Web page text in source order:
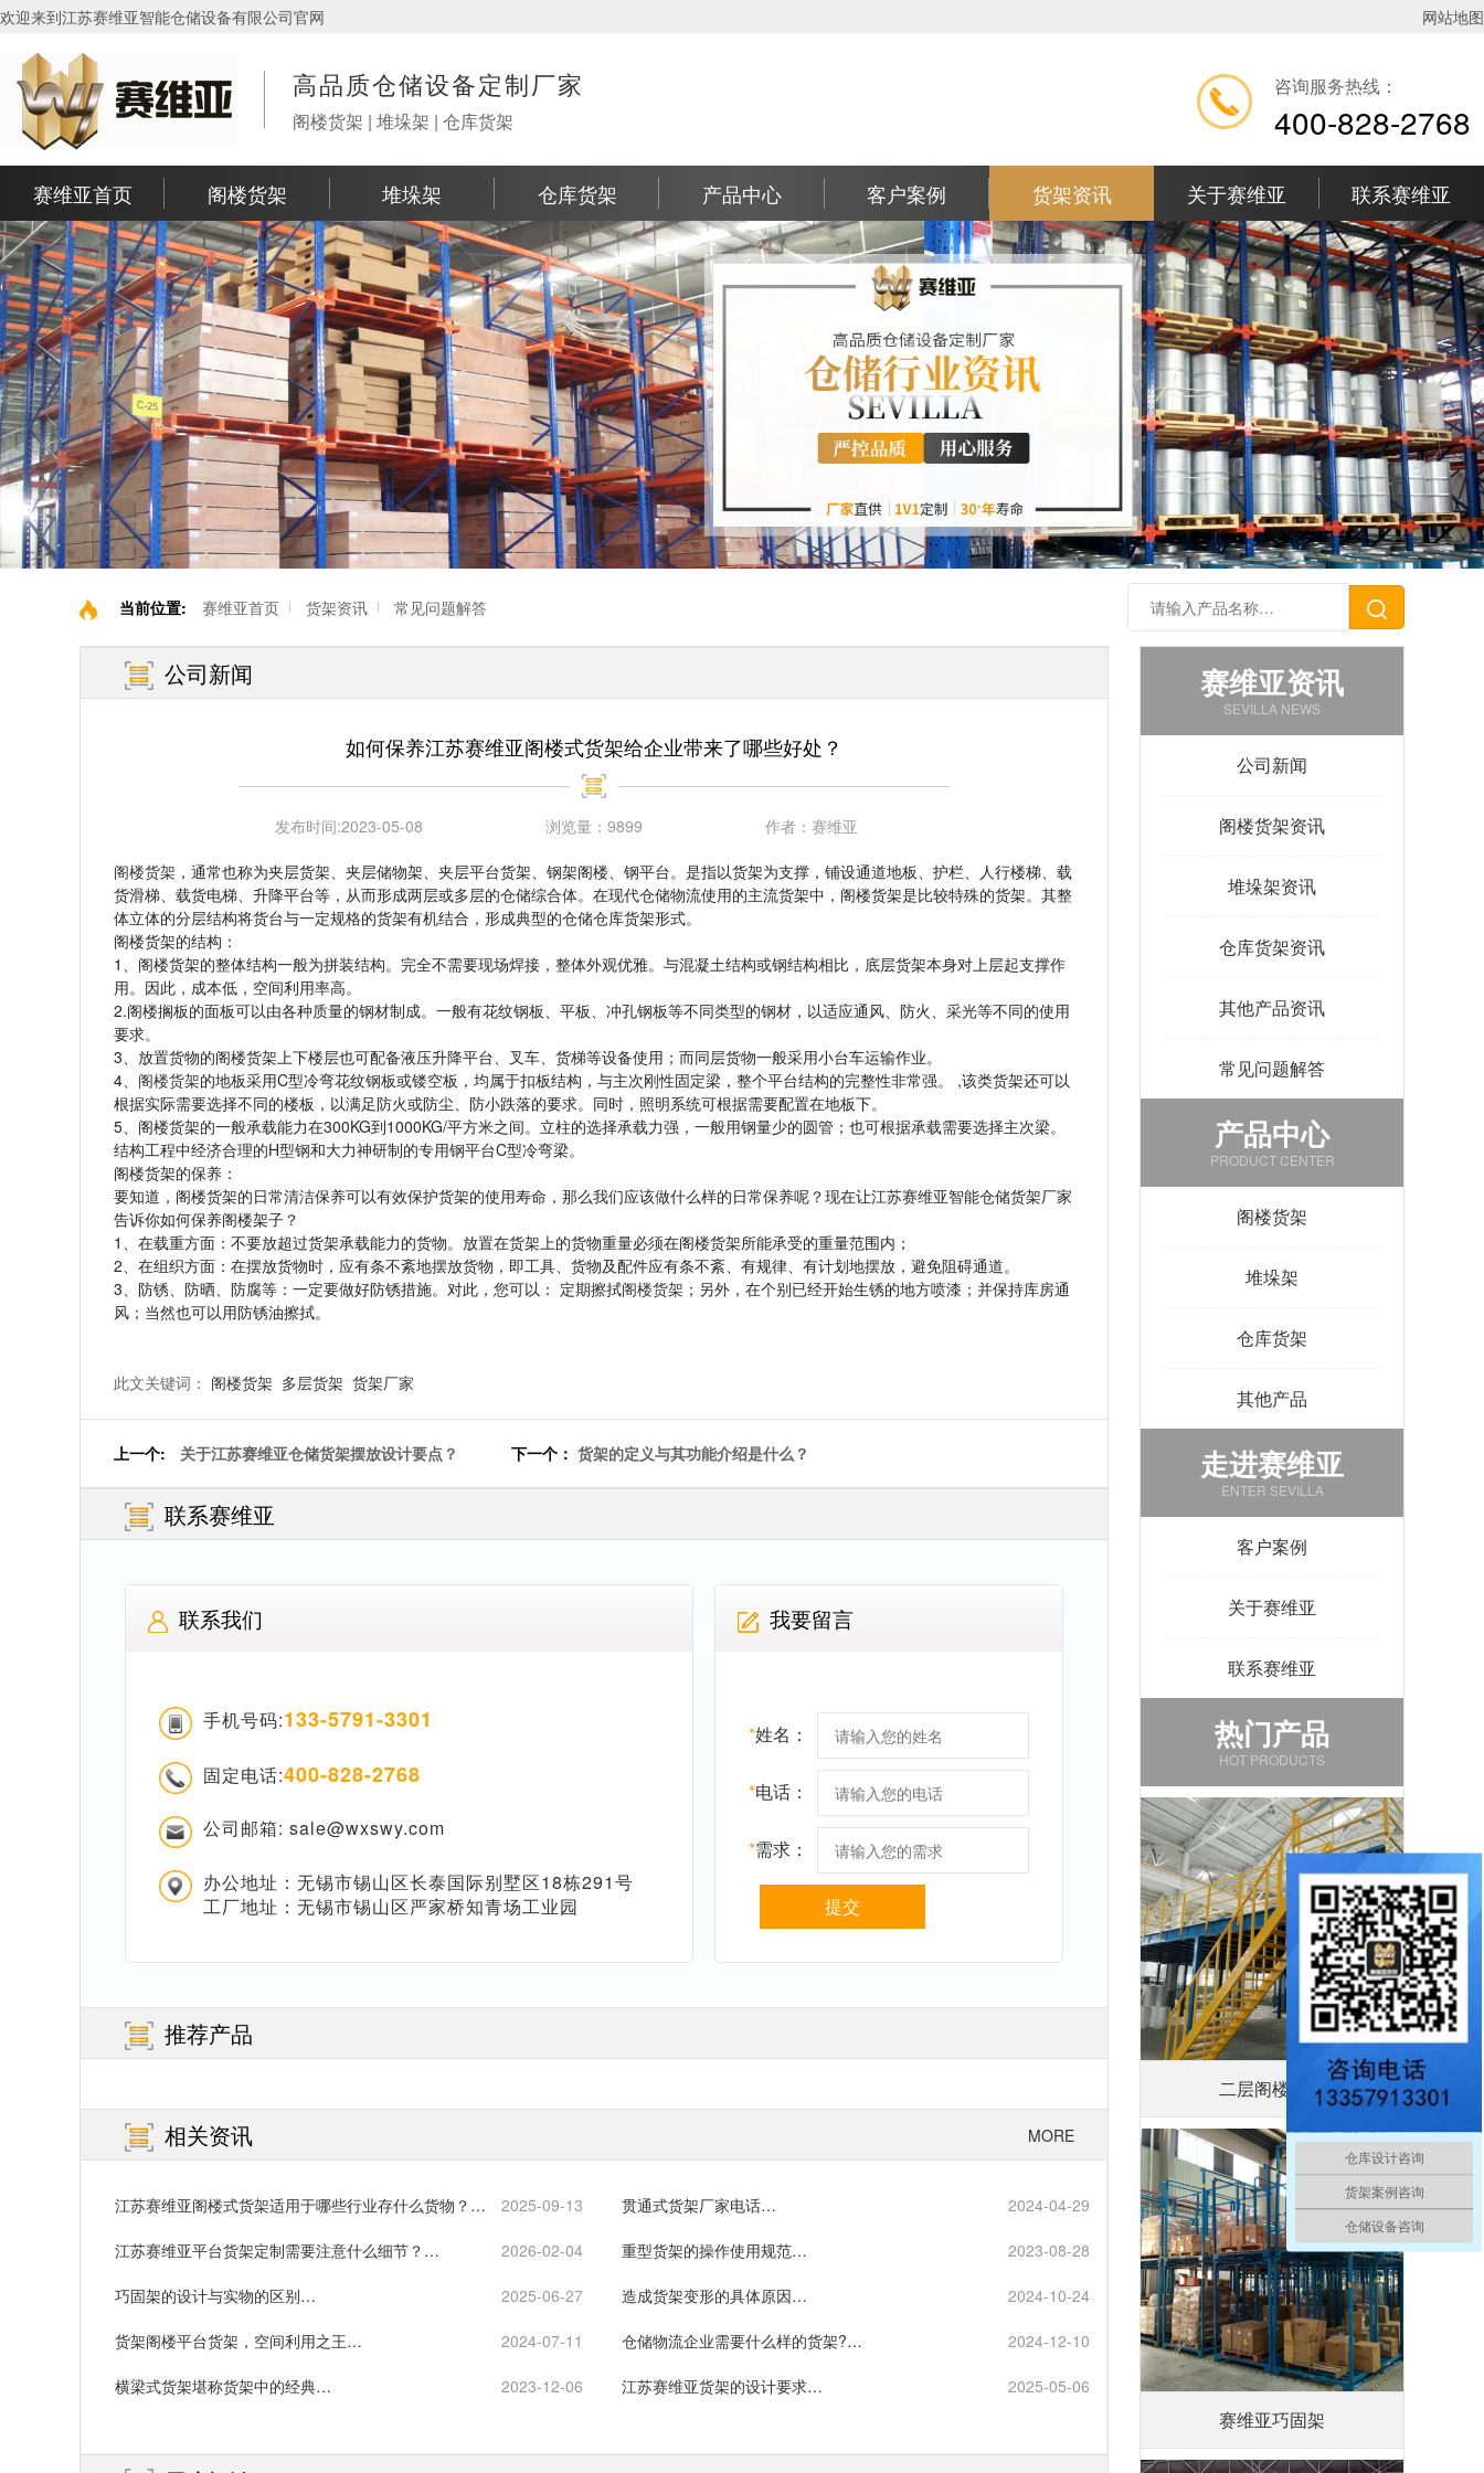
欢迎来到江苏赛维亚智能仓储设备有限公司官网 网站地图
高品质仓储设备定制厂家
阁楼货架 | 堆垛架 | 仓库货架
咨询服务热线：
400-828-2768
赛维亚首页 阁楼货架 堆垛架 仓库货架 产品中心 客户案例 货架资讯 关于赛维亚 联系赛维亚
当前位置: 赛维亚首页 货架资讯 常见问题解答
公司新闻
如何保养江苏赛维亚阁楼式货架给企业带来了哪些好处？
发布时间:2023-05-08 浏览量： 9899 作者： 赛维亚
阁楼货架 ，通常也称为夹层货架、夹层储物架、夹层平台货架、钢架阁楼、钢平台。是指以货架为支撑，铺设通道地板、护栏、人行楼梯、载
货滑梯、载货电梯、升降平台等，从而形成两层或多层的仓储综合体。在现代仓储物流使用的主流货架中，阁楼货架是比较特殊的货架。其整
体立体的分层结构将货台与一定规格的货架有机结合，形成典型的仓储仓库货架形式。
阁楼货架的结构：
1、阁楼货架的整体结构一般为拼装结构。完全不需要现场焊接，整体外观优雅。与混凝土结构或钢结构相比，底层货架本身对上层起支撑作
用。因此，成本低，空间利用率高。
2.阁楼搁板的面板可以由各种质量的钢材制成。一般有花纹钢板、平板、冲孔钢板等不同类型的钢材，以适应通风、防火、采光等不同的使用
要求。
3、放置货物的阁楼货架上下楼层也可配备液压升降平台、叉车、货梯等设备使用；而同层货物一般采用小台车运输作业。
4、 阁楼货架的地板采用C型冷弯花纹钢板或镂空板，均属于扣板结构，与主次刚性固定梁，整个平台结构的完整性非常强。 ,该类货架还可以
根据实际需要选择不同的楼板，以满足防火或防尘、防小跌落的要求。同时，照明系统可根据需要配置在地板下。
5、阁楼货架的一般承载能力在300KG到1000KG/平方米之间。立柱的选择承载力强，一般用钢量少的圆管；也可根据承载需要选择主次梁。
结构工程中经济合理的H型钢和大力神研制的专用钢平台C型冷弯梁。
阁楼货架的保养：
要知道，阁楼货架的日常清洁保养可以有效保护货架的使用寿命，那么我们应该做什么样的日常保养呢？现在让江苏赛维亚智能仓储货架厂家
告诉你如何保养阁楼架子？
1、在载重方面：不要放超过货架承载能力的货物。放置在货架上的货物重量必须在阁楼货架所能承受的重量范围内；
2、在组织方面：在摆放货物时，应有条不紊地摆放货物，即工具、货物及配件应有条不紊、有规律、有计划地摆放，避免阻碍通道。
3、防锈、防晒、防腐等：一定要做好防锈措施。对此，您可以： 定期擦拭阁楼货架 ；另外，在个别已经开始生锈的地方喷漆；并保持库房通
风；当然也可以用防锈油擦拭。
此文关键词： 阁楼货架 多层货架 货架厂家
上一个: 关于江苏赛维亚仓储货架摆放设计要点？ 下一个： 货架的定义与其功能介绍是什么？
联系赛维亚
联系我们
手机号码:133-5791-3301
固定电话:400-828-2768
公司邮箱: sale@wxswy.com
办公地址：无锡市锡山区长泰国际别墅区18栋291号
工厂地址：无锡市锡山区严家桥知青场工业园
我要留言
*姓名：
*电话：
*需求：
提交
推荐产品
相关资讯 MORE
江苏赛维亚阁楼式货架适用于哪些行业存什么货物？… 2025-09-13 贯通式货架厂家电话… 2024-04-29
江苏赛维亚平台货架定制需要注意什么细节？… 2026-02-04 重型货架的操作使用规范… 2023-08-28
巧固架的设计与实物的区别… 2025-06-27 造成货架变形的具体原因… 2024-10-24
货架阁楼平台货架，空间利用之王… 2024-07-11 仓储物流企业需要什么样的货架?… 2024-12-10
横梁式货架堪称货架中的经典… 2023-12-06 江苏赛维亚货架的设计要求… 2025-05-06
赛维亚资讯
SEVILLA NEWS
公司新闻
阁楼货架资讯
堆垛架资讯
仓库货架资讯
其他产品资讯
常见问题解答
产品中心
PRODUCT CENTER
阁楼货架
堆垛架
仓库货架
其他产品
走进赛维亚
ENTER SEVILLA
客户案例
关于赛维亚
联系赛维亚
热门产品
HOT PRODUCTS
二层阁楼平台
赛维亚巧固架
仓库设计咨询
货架案例咨询
仓储设备咨询